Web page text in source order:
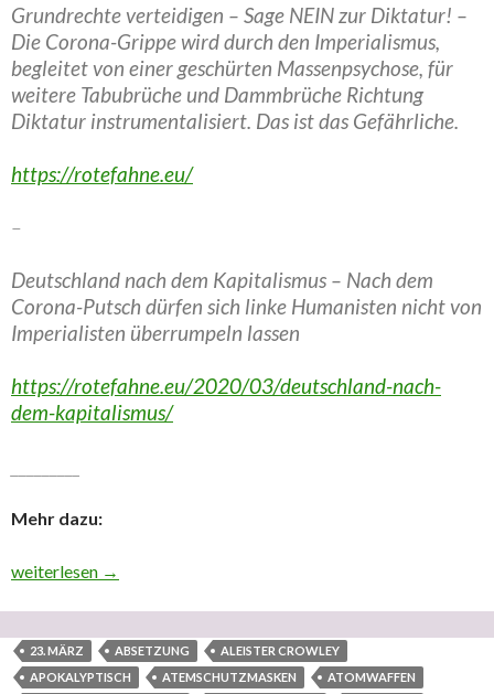
Grundrechte verteidigen – Sage NEIN zur Diktatur! –
Die Corona-Grippe wird durch den Imperialismus,
begleitet von einer geschürten Massenpsychose, für
weitere Tabubrüche und Dammbrüche Richtung
Diktatur instrumentalisiert. Das ist das Gefährliche.
https://rotefahne.eu/
–
Deutschland nach dem Kapitalismus – Nach dem
Corona-Putsch dürfen sich linke Humanisten nicht von
Imperialisten überrumpeln lassen
https://rotefahne.eu/2020/03/deutschland-nach-
dem-kapitalismus/
Mehr dazu:
Grundrechte verteidigen – Sage NEIN zur Diktatur! – Die
weiterlesen →
23. MÄRZ ABSETZUNG
ALEISTER CROWLEY
APOKALYPTISCH
ATEMSCHUTZMASKEN
ATOMWAFFEN